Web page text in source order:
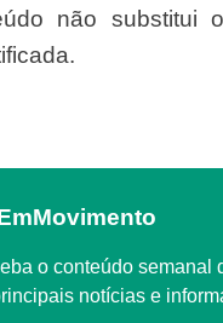
notícias e